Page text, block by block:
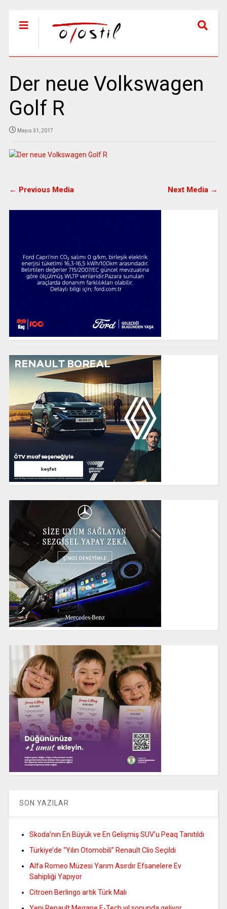
Der neue Volkswagen
Golf R
Mayıs 31, 2017
← Previous Media Next Media →
SON YAZILAR
Skoda’nın En Büyük ve En Gelişmiş SUV’u Peaq Tanıtıldı
Türkiye’de “Yılın Otomobili” Renault Clio Seçildi
Alfa Romeo Müzesi Yarım Asırdır Efsanelere Ev
Sahipliği Yapıyor
Citroen Berlingo artık Türk Malı